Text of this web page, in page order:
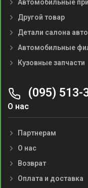
Автомобильные
Другой товар
Детали салона
Автомобильные
Кузовные запчасти
(095) 513-
О нас
Партнерам
О нас
Возврат
Оплата и доставка